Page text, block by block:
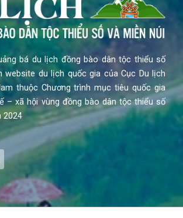
bá du lịch đồng bào dân tộc thiểu số
website du lịch quốc gia của Cục Du lịch
thuộc Chương trình mục tiêu quốc gia
– xã hội vùng đồng bào dân tộc thiểu số
2024